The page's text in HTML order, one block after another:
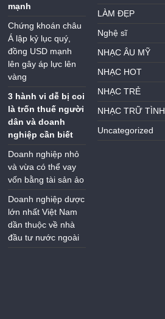
mạnh
Chứng khoán châu
Á lập kỷ lục quý,
đồng USD mạnh
lên gây áp lực lên
vàng
3 hành vi dễ bị coi
là trốn thuế người
dân và doanh
nghiệp cần biết
Doanh nghiệp nhỏ
và vừa có thể vay
vốn bằng tài sản ảo
Doanh nghiệp dược
lớn nhất Việt Nam
dần thuộc về nhà
đầu tư nước ngoài
LÀM ĐẸP
Nghệ sĩ
NHẠC ÂU MỸ
NHẠC HOT
NHẠC TRẺ
NHẠC TRỮ TÌNH
Uncategorized